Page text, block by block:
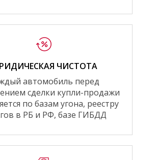
ЧИСТОТА
автомобиль перед
сделки купли-продажи
по базам угона, реестру
в РБ и РФ, базе ГИБДД